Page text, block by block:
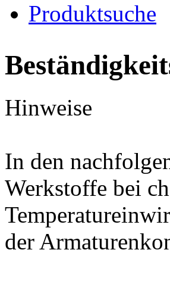
Produktsuche
Hinweise
In den
Werkstoffe bei
der